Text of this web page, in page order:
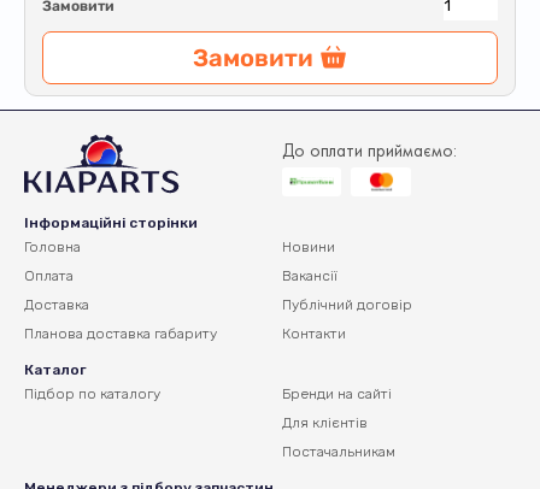
Замовити
Замовити
До оплати приймаємо:
Інформаційні сторінки
Головна
Оплата
Доставка
Планова доставка габариту
Новини
Вакансії
Публічний договір
Контакти
Каталог
Підбор по каталогу
Бренди на сайті
Для клієнтів
Постачальникам